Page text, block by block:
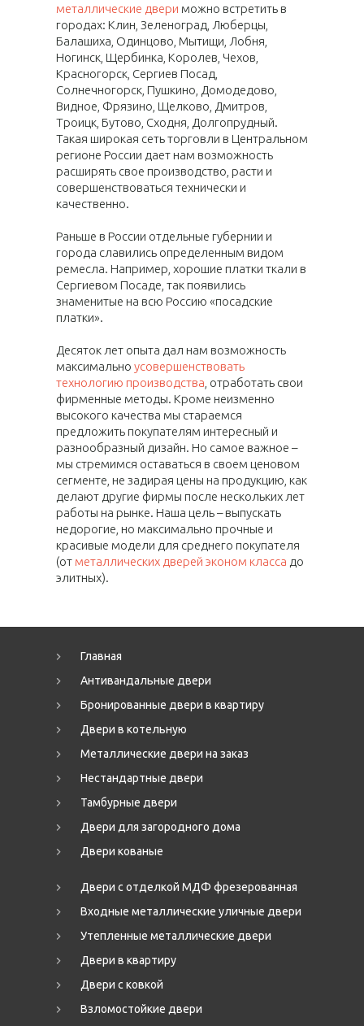
металлические двери можно встретить в
городах: Клин, Зеленоград, Люберцы,
Балашиха, Одинцово, Мытищи, Лобня,
Ногинск, Щербинка, Королев, Чехов,
Красногорск, Сергиев Посад,
Солнечногорск, Пушкино, Домодедово,
Видное, Фрязино, Щелково, Дмитров,
Троицк, Бутово, Сходня, Долгопрудный.
Такая широкая сеть торговли в Центральном
регионе России дает нам возможность
расширять свое производство, расти и
совершенствоваться технически и
качественно.
Раньше в России отдельные губернии и
города славились определенным видом
ремесла. Например, хорошие платки ткали в
Сергиевом Посаде, так появились
знаменитые на всю Россию «посадские
платки».
Десяток лет опыта дал нам возможность
максимально усовершенствовать
технологию производства , отработать свои
фирменные методы. Кроме неизменно
высокого качества мы стараемся
предложить покупателям интересный и
разнообразный дизайн. Но самое важное –
мы стремимся оставаться в своем ценовом
сегменте, не задирая цены на продукцию, как
делают другие фирмы после нескольких лет
работы на рынке. Наша цель – выпускать
недорогие, но максимально прочные и
красивые модели для среднего покупателя
(от металлических дверей эконом класса до
элитных).
Главная
Антивандальные двери
Бронированные двери в квартиру
Двери в котельную
Металлические двери на заказ
Нестандартные двери
Тамбурные двери
Двери для загородного дома
Двери кованые
Двери с отделкой МДФ фрезерованная
Входные металлические уличные двери
Утепленные металлические двери
Двери в квартиру
Двери с ковкой
Взломостойкие двери